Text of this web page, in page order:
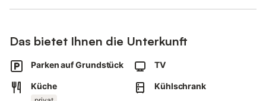
Ferienwohnung gehören ein Aufzug, ein Ventilator und
historische Gebäude befindet sich mitten im Dorf.
Das bietet Ihnen die Unterkunft
Parken auf Grundstück TV
Küche Kühlschrank